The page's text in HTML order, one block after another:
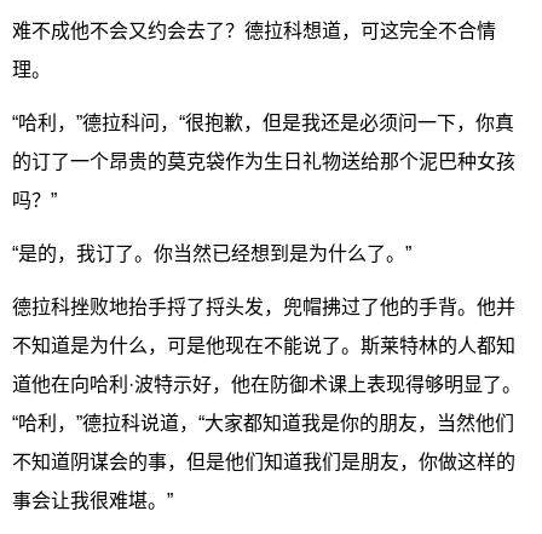
难不成他不会又约会去了？德拉科想道，可这完全不合情
理。
“哈利，”德拉科问，“很抱歉，但是我还是必须问一下，你真
的订了一个昂贵的莫克袋作为生日礼物送给那个泥巴种女孩
吗？”
“是的，我订了。你当然已经想到是为什么了。”
德拉科挫败地抬手捋了捋头发，兜帽拂过了他的手背。他并
不知道是为什么，可是他现在不能说了。斯莱特林的人都知
道他在向哈利·波特示好，他在防御术课上表现得够明显了。
“哈利，”德拉科说道，“大家都知道我是你的朋友，当然他们
不知道阴谋会的事，但是他们知道我们是朋友，你做这样的
事会让我很难堪。”